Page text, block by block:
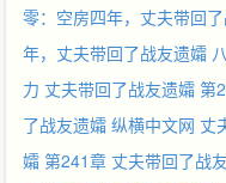
心：人给你，心给你，工
才知道，他爱了她十年，
夏红缨抱起崽崽亲了亲，
零：空房四年，丈夫带回
年，丈夫带回了战友遗孀
力 丈夫带回了战友遗孀 第
了战友遗孀 纵横中文网 丈
孀 第241章 丈夫带回了战